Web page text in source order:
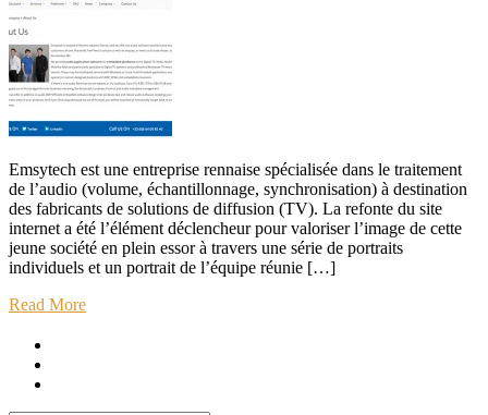
Emsytech est une entreprise rennaise spécialisée dans le traitement
de l’audio (volume, échantillonnage, synchronisation) à destination
des fabricants de solutions de diffusion (TV). La refonte du site
internet a été l’élément déclencheur pour valoriser l’image de cette
jeune société en plein essor à travers une série de portraits
individuels et un portrait de l’équipe réunie […]
Read More